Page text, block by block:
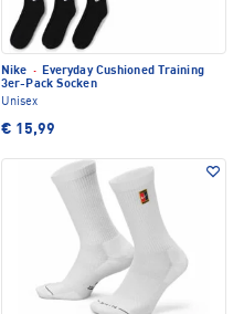
Nike · Everyday Cushioned Training
3er-Pack Socken
Unisex
€ 15,99